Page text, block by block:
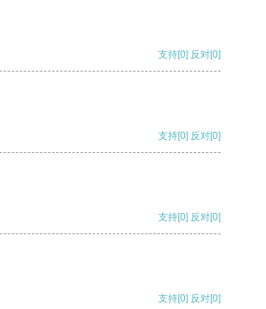
支持[0] 反对[0]
支持[0] 反对[0]
支持[0] 反对[0]
支持[0] 反对[0]